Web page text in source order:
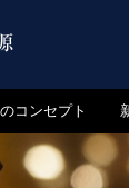
コンセプト